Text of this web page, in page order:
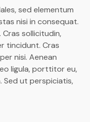
sed elementum
nisi in consequat.
Cras sollicitudin,
tincidunt. Cras
nisi. Aenean
ligula, porttitor eu,
Sed ut perspiciatis,